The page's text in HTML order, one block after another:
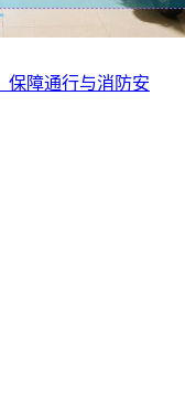
保障通行与消防安